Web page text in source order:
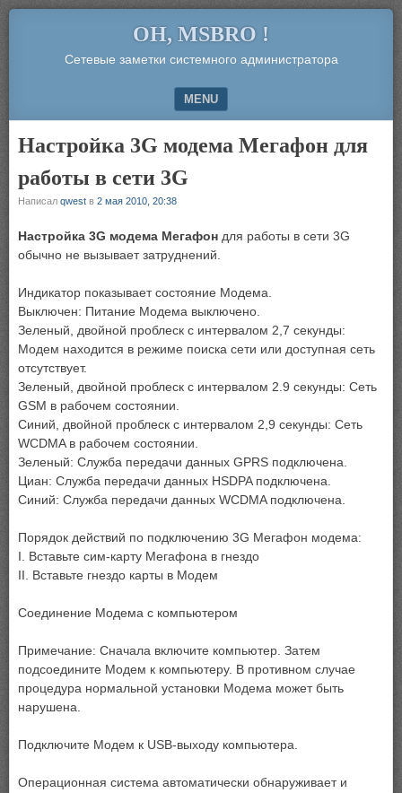
OH, MSBRO !
Сетевые заметки системного администратора
MENU
Настройка 3G модема Мегафон для
работы в сети 3G
Написал qwest в 2 мая 2010, 20:38
Настройка 3G модема Мегафон для работы в сети 3G
обычно не вызывает затруднений.
Индикатор показывает состояние Модема.
Выключен: Питание Модема выключено.
Зеленый, двойной проблеск с интервалом 2,7 секунды:
Модем находится в режиме поиска сети или доступная сеть
отсутствует.
Зеленый, двойной проблеск с интервалом 2.9 секунды: Сеть
GSM в рабочем состоянии.
Синий, двойной проблеск с интервалом 2,9 секунды: Сеть
WCDMA в рабочем состоянии.
Зеленый: Служба передачи данных GPRS подключена.
Циан: Служба передачи данных HSDPA подключена.
Синий: Служба передачи данных WCDMA подключена.
Порядок действий по подключению 3G Мегафон модема:
I. Вставьте сим-карту Мегафона в гнездо
II. Вставьте гнездо карты в Модем
Соединение Модема с компьютером
Примечание: Сначала включите компьютер. Затем
подсоедините Модем к компьютеру. В противном случае
процедура нормальной установки Модема может быть
нарушена.
Подключите Модем к USB-выходу компьютера.
Операционная система автоматически обнаруживает и